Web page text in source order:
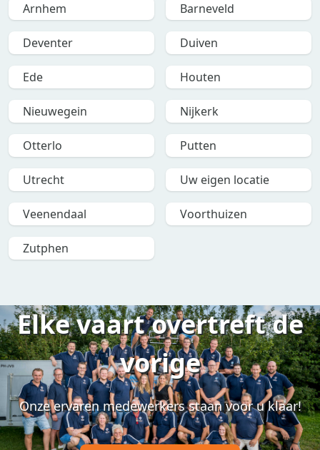
Arnhem Barneveld
Deventer Duiven
Ede Houten
Nieuwegein Nijkerk
Otterlo Putten
Utrecht Uw eigen locatie
Veenendaal Voorthuizen
Zutphen
Elke vaart overtreft de
vorige
Onze ervaren medewerkers staan voor u klaar!